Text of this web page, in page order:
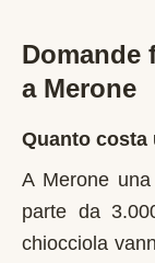
Domande
a Merone
Quanto costa
A Merone
parte da
chiocciola